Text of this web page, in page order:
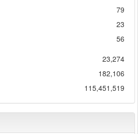
79
23
56
23,274
182,106
115,451,519